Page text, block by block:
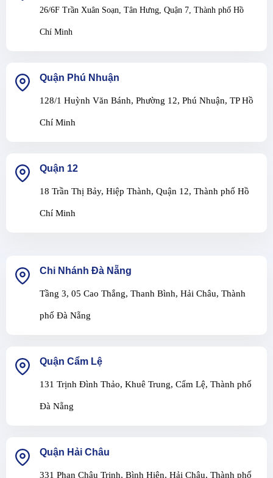
26/6F Trần Xuân Soạn, Tân Hưng, Quận 7, Thành phố Hồ
Chí Minh
Quận Phú Nhuận
128/1 Huỳnh Văn Bánh, Phường 12, Phú Nhuận, TP Hồ
Chí Minh
Quận 12
18 Trần Thị Bảy, Hiệp Thành, Quận 12, Thành phố Hồ
Chí Minh
Chi Nhánh Đà Nẵng
Tầng 3, 05 Cao Thắng, Thanh Bình, Hải Châu, Thành
phố Đà Nẵng
Quận Cẩm Lệ
131 Trịnh Đình Thảo, Khuê Trung, Cẩm Lệ, Thành phố
Đà Nẵng
Quận Hải Châu
331 Phan Châu Trinh, Bình Hiên, Hải Châu, Thành phố